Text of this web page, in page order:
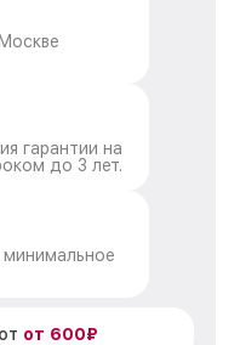
гарантии на
до 3 лет.
минимальное
от 600₽